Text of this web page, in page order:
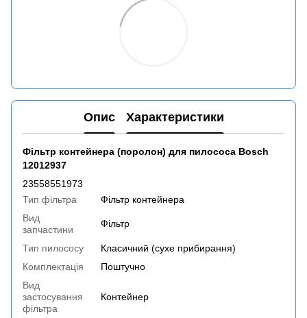
Опис Характеристики
Фільтр контейнера (поролон) для пилососа Bosch
12012937
23558551973
Тип фільтра
Фільтр контейнера
Вид
запчастини
Фільтр
Тип пилососу
Класичний (сухе прибирання)
Комплектація
Поштучно
Вид
застосування
фільтра
Контейнер